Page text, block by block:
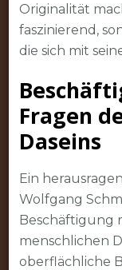
Originalität
faszinierend,
die sich mit
Fragen
Daseins
Ein
Wolfgang
Beschäftigung
menschlichen
oberflächliche